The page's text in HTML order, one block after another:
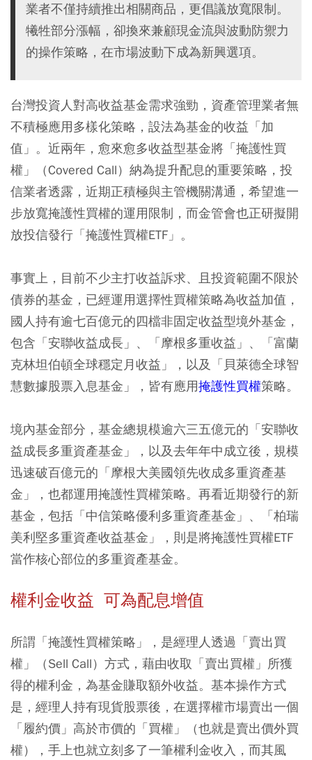
業者不僅持續推出相關商品，更倡議放寬限制。
犧牲部分漲幅，卻換來兼顧現金流與波動防禦力
的操作策略，在市場波動下成為新興選項。
台灣投資人對高收益基金需求強勁，資產管理業者無
不積極應用多樣化策略，設法為基金的收益「加
值」。近兩年，愈來愈多收益型基金將「掩護性買
權」（Covered Call）納為提升配息的重要策略，投
信業者透露，近期正積極與主管機關溝通，希望進一
步放寬掩護性買權的運用限制，而金管會也正研擬開
放投信發行「掩護性買權ETF」。
事實上，目前不少主打收益訴求、且投資範圍不限於
債券的基金，已經運用選擇性買權策略為收益加值，
國人持有逾七百億元的四檔非固定收益型境外基金，
包含「安聯收益成長」、「摩根多重收益」、「富蘭
克林坦伯頓全球穩定月收益」，以及「貝萊德全球智
慧數據股票入息基金」，皆有應用掩護性買權策略。
境內基金部分，基金總規模逾六三五億元的「安聯收
益成長多重資產基金」，以及去年年中成立後，規模
迅速破百億元的「摩根大美國領先收成多重資產基
金」，也都運用掩護性買權策略。再看近期發行的新
基金，包括「中信策略優利多重資產基金」、「柏瑞
美利堅多重資產收益基金」，則是將掩護性買權ETF
當作核心部位的多重資產基金。
權利金收益 可為配息增值
所謂「掩護性買權策略」，是經理人透過「賣出買
權」（Sell Call）方式，藉由收取「賣出買權」所獲
得的權利金，為基金賺取額外收益。基本操作方式
是，經理人持有現貨股票後，在選擇權市場賣出一個
「履約價」高於市價的「買權」（也就是賣出價外買
權），手上也就立刻多了一筆權利金收入，而其風